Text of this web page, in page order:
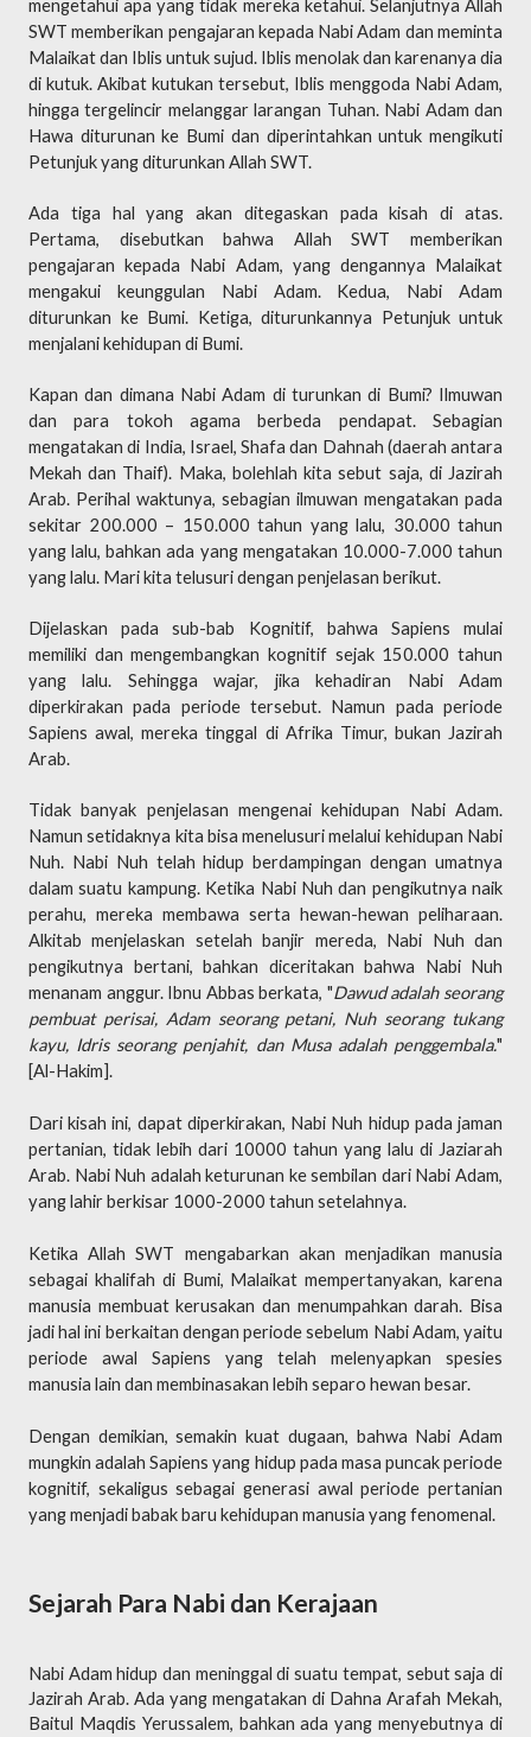
mengetahui apa yang tidak mereka ketahui. Selanjutnya Allah
SWT memberikan pengajaran kepada Nabi Adam dan meminta
Malaikat dan Iblis untuk sujud. Iblis menolak dan karenanya dia
di kutuk. Akibat kutukan tersebut, Iblis menggoda Nabi Adam,
hingga tergelincir melanggar larangan Tuhan. Nabi Adam dan
Hawa diturunan ke Bumi dan diperintahkan untuk mengikuti
Petunjuk yang diturunkan Allah SWT.
Ada tiga hal yang akan ditegaskan pada kisah di atas.
Pertama, disebutkan bahwa Allah SWT memberikan
pengajaran kepada Nabi Adam, yang dengannya Malaikat
mengakui keunggulan Nabi Adam. Kedua, Nabi Adam
diturunkan ke Bumi. Ketiga, diturunkannya Petunjuk untuk
menjalani kehidupan di Bumi.
Kapan dan dimana Nabi Adam di turunkan di Bumi? Ilmuwan
dan para tokoh agama berbeda pendapat. Sebagian
mengatakan di India, Israel, Shafa dan Dahnah (daerah antara
Mekah dan Thaif). Maka, bolehlah kita sebut saja, di Jazirah
Arab. Perihal waktunya, sebagian ilmuwan mengatakan pada
sekitar 200.000 – 150.000 tahun yang lalu, 30.000 tahun
yang lalu, bahkan ada yang mengatakan 10.000-7.000 tahun
yang lalu. Mari kita telusuri dengan penjelasan berikut.
Dijelaskan pada sub-bab Kognitif, bahwa Sapiens mulai
memiliki dan mengembangkan kognitif sejak 150.000 tahun
yang lalu. Sehingga wajar, jika kehadiran Nabi Adam
diperkirakan pada periode tersebut. Namun pada periode
Sapiens awal, mereka tinggal di Afrika Timur, bukan Jazirah
Arab.
Tidak banyak penjelasan mengenai kehidupan Nabi Adam.
Namun setidaknya kita bisa menelusuri melalui kehidupan Nabi
Nuh. Nabi Nuh telah hidup berdampingan dengan umatnya
dalam suatu kampung. Ketika Nabi Nuh dan pengikutnya naik
perahu, mereka membawa serta hewan-hewan peliharaan.
Alkitab menjelaskan setelah banjir mereda, Nabi Nuh dan
pengikutnya bertani, bahkan diceritakan bahwa Nabi Nuh
menanam anggur. Ibnu Abbas berkata, "Dawud adalah seorang
pembuat perisai, Adam seorang petani, Nuh seorang tukang
kayu, Idris seorang penjahit, dan Musa adalah penggembala."
[Al-Hakim].
Dari kisah ini, dapat diperkirakan, Nabi Nuh hidup pada jaman
pertanian, tidak lebih dari 10000 tahun yang lalu di Jaziarah
Arab. Nabi Nuh adalah keturunan ke sembilan dari Nabi Adam,
yang lahir berkisar 1000-2000 tahun setelahnya.
Ketika Allah SWT mengabarkan akan menjadikan manusia
sebagai khalifah di Bumi, Malaikat mempertanyakan, karena
manusia membuat kerusakan dan menumpahkan darah. Bisa
jadi hal ini berkaitan dengan periode sebelum Nabi Adam, yaitu
periode awal Sapiens yang telah melenyapkan spesies
manusia lain dan membinasakan lebih separo hewan besar.
Dengan demikian, semakin kuat dugaan, bahwa Nabi Adam
mungkin adalah Sapiens yang hidup pada masa puncak periode
kognitif, sekaligus sebagai generasi awal periode pertanian
yang menjadi babak baru kehidupan manusia yang fenomenal.
Sejarah Para Nabi dan Kerajaan
Nabi Adam hidup dan meninggal di suatu tempat, sebut saja di
Jazirah Arab. Ada yang mengatakan di Dahna Arafah Mekah,
Baitul Maqdis Yerussalem, bahkan ada yang menyebutnya di